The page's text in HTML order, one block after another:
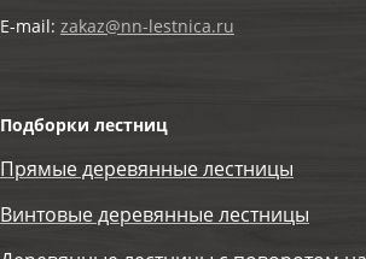
E-mail: zakaz@nn-lestnica.ru
Подборки лестниц
Прямые деревянные лестницы
Винтовые деревянные лестницы